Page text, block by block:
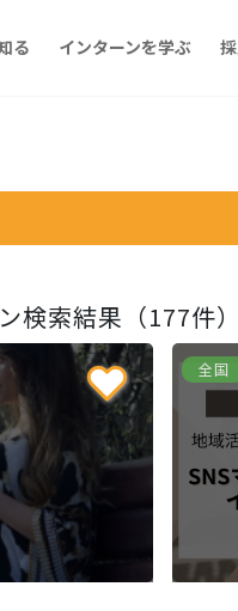
る インターンを学ぶ
検索結果（177件
全国